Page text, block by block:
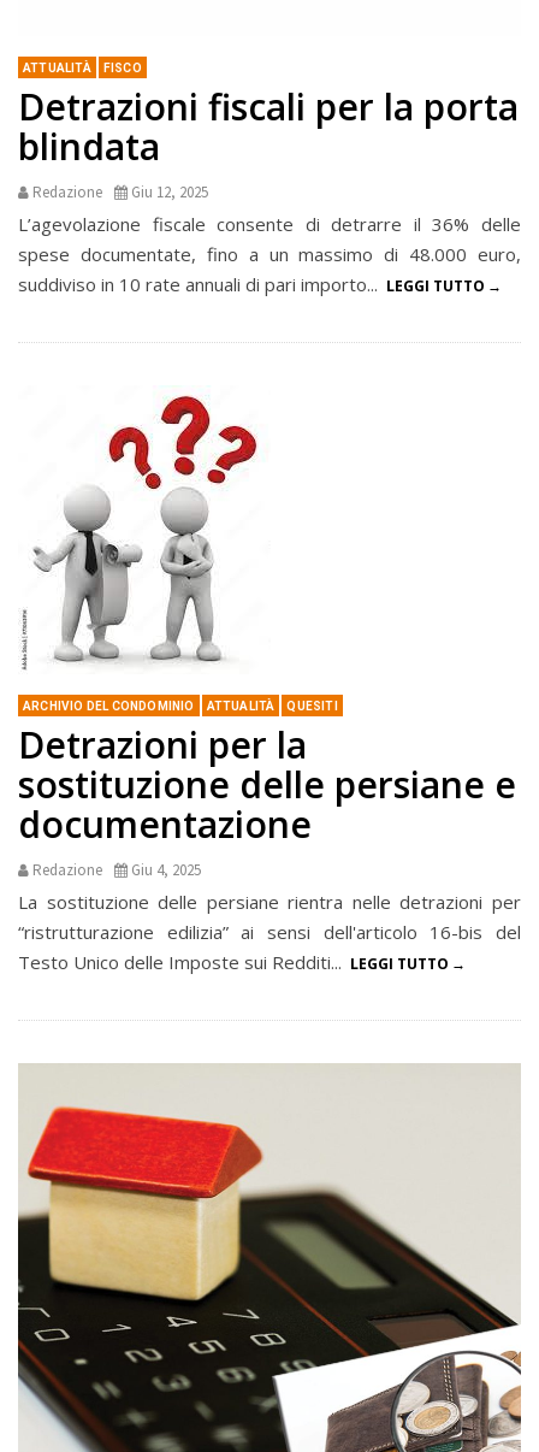
ATTUALITÀ FISCO
Detrazioni fiscali per la porta
blindata
Redazione Giu 12, 2025
L’agevolazione fiscale consente di detrarre il 36% delle
spese documentate, fino a un massimo di 48.000 euro,
suddiviso in 10 rate annuali di pari importo... LEGGI TUTTO
ARCHIVIO DEL CONDOMINIO ATTUALITÀ QUESITI
Detrazioni per la
sostituzione delle persiane e
documentazione
Redazione Giu 4, 2025
La sostituzione delle persiane rientra nelle detrazioni per
“ristrutturazione edilizia” ai sensi dell'articolo 16-bis del
Testo Unico delle Imposte sui Redditi... LEGGI TUTTO